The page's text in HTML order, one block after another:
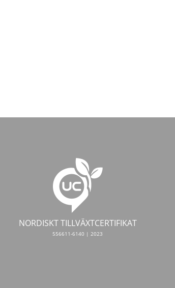
NORDISKT TILLVÄXTCERTIFIKAT
556611-6140 | 2023